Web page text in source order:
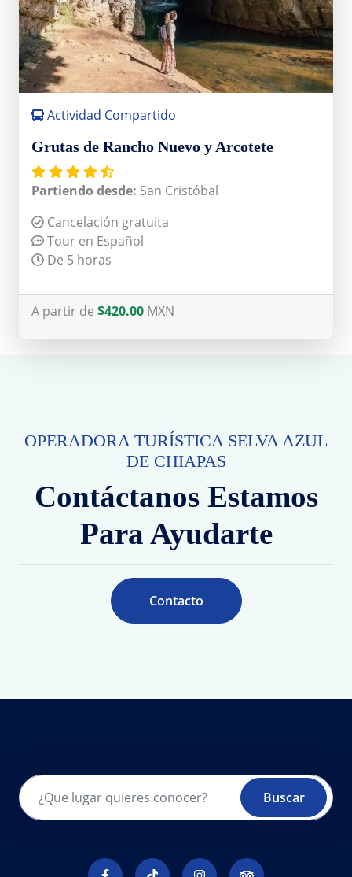
Actividad Compartido
Grutas de Rancho Nuevo y Arcotete
Partiendo desde: San Cristóbal
Cancelación gratuita
Tour en Español
De 5 horas
A partir de $420.00 MXN
OPERADORA TURÍSTICA SELVA AZUL
DE CHIAPAS
Contáctanos Estamos
Para Ayudarte
Contacto
Buscar